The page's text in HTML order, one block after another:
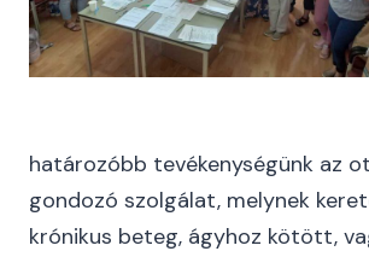
határozóbb tevékenységünk az
gondozó szolgálat, melynek
krónikus beteg, ágyhoz kötött,